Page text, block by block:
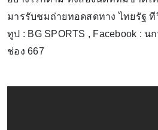
มารรับชมถ่ายทอดสดทาง ไทยรัฐ ที
ทูป : BG SPORTS , Facebook : น
ช่อง 667